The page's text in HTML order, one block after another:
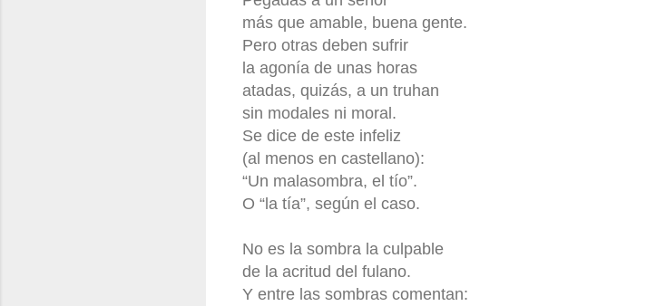
más que amable, buena gente.
Pero otras deben sufrir
la agonía de unas horas
atadas, quizás, a un truhan
sin modales ni moral.
Se dice de este infeliz
(al menos en castellano):
“Un malasombra, el tío”.
O “la tía”, según el caso.
No es la sombra la culpable
de la acritud del fulano.
Y entre las sombras comentan: